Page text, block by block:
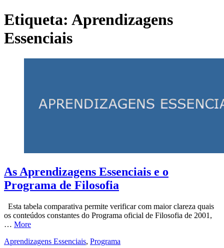
Etiqueta: Aprendizagens
Essenciais
As Aprendizagens Essenciais e o
Programa de Filosofia
Esta tabela comparativa permite verificar com maior clareza quais
os conteúdos constantes do Programa oficial de Filosofia de 2001,
… More
Aprendizagens Essenciais, Programa